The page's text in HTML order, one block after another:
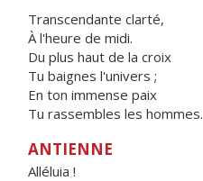
Transcendante clarté,
À l'heure de midi.
Du plus haut de la croix
Tu baignes l'univers ;
En ton immense paix
Tu rassembles les hommes.
ANTIENNE
Alléluia !